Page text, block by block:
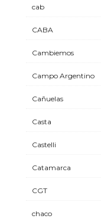
cab
CABA
Cambiemos
Campo Argentino
Cañuelas
Casta
Castelli
Catamarca
CGT
chaco